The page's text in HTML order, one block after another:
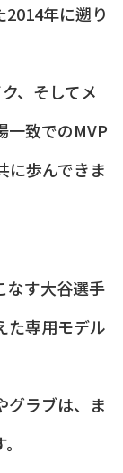
年に遡り
、そしてメ
一致でのMVP
に歩んできま
なす大谷選手
た専用モデル
グラブは、ま